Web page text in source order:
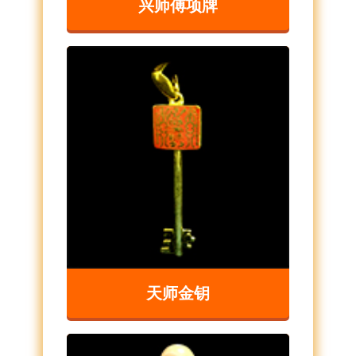
兴师傅项牌
天师金钥